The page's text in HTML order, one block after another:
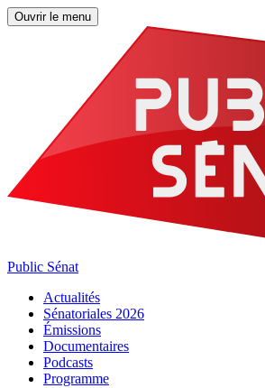
Ouvrir le menu
Public Sénat
Actualités
Sénatoriales 2026
Émissions
Documentaires
Podcasts
Programme